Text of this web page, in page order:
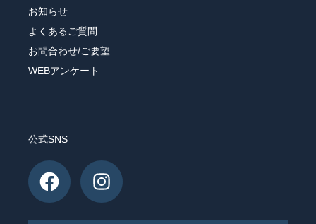
お知らせ
よくあるご質問
お問合わせ/ご要望
WEBアンケート
公式SNS